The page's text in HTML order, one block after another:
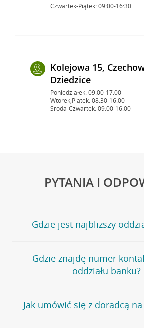
Czwartek-Piątek: 09:00-16:30
Kolejowa 15,
Dziedzice
Poniedziałek: 09:00-17:00
Wtorek,Piątek: 08:30-16:00
Środa-Czwartek: 09:00-16:00
PYTANIA I
Gdzie jest najbliższy
Jeśli szukasz oddziału naszego banku,
stronęPlacówki i bankomaty, na której
wygodna wyszukiwarka.
oddziałów
Gdzie znajdę numer
oddziału banku?
Bank Credit Agricole nie udostępnia
telefonu do placówki bankowej.
Jak umówić się z doradcą